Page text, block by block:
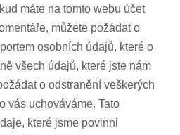
máte na tomto webu účet
můžete požádat o
osobních údajů, které o
všech údajů, které jste nám
o odstranění veškerých
vás uchováváme. Tato
které jsme povinni